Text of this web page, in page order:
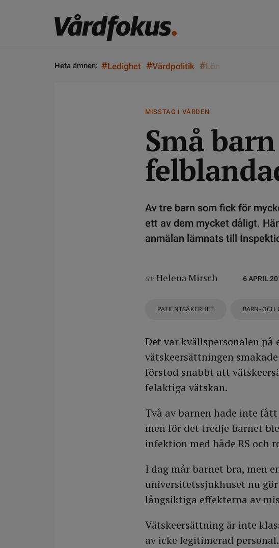
Heta ämnen: #Ledighet #Vårdpolitik #Lön
MISSTAG I VÅRDEN
Små
Av tre barn som fick för
ett av dem mycket dåligt.
anmälan lämnats till
avHelena Mirsch 6 APRIL
PATIENTSÄKERHET BARN- OCH
Det var kvällspersonalen
vätskeersättningen
förstod snabbt att
felaktiga vätskan.
Två av barnen hade inte
men för det tredje barnet
infektion med både RS och
I dag mår barnet bra, men
universitetssjukhuset nu
långsiktiga effekterna av
Vätskeersättning är inte
av icke legitimerad